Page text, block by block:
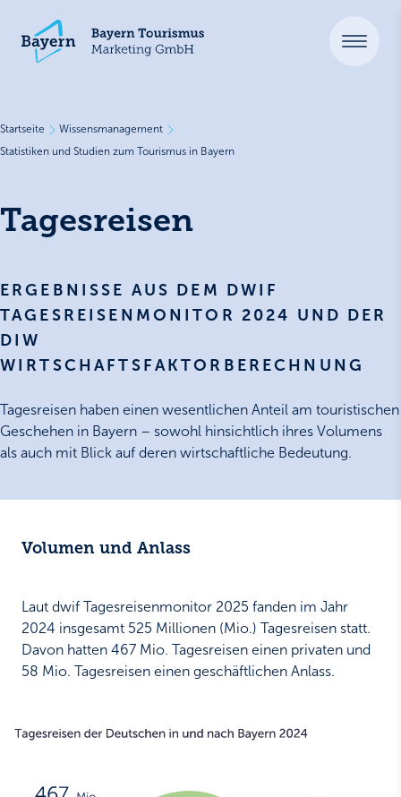
Startseite
Wissensmanagement
Statistiken und Studien zum Tourismus in Bayern
Tagesreisen
ERGEBNISSE AUS DEM DWIF
TAGESREISENMONITOR 2024 UND DER
DIW
WIRTSCHAFTSFAKTORBERECHNUNG
Tagesreisen haben einen wesentlichen Anteil am touristischen
Geschehen in Bayern – sowohl hinsichtlich ihres Volumens
als auch mit Blick auf deren wirtschaftliche Bedeutung.
Volumen und Anlass
Laut dwif Tagesreisenmonitor 2025 fanden im Jahr
2024 insgesamt 525 Millionen (Mio.) Tagesreisen statt.
Davon hatten 467 Mio. Tagesreisen einen privaten und
58 Mio. Tagesreisen einen geschäftlichen Anlass.